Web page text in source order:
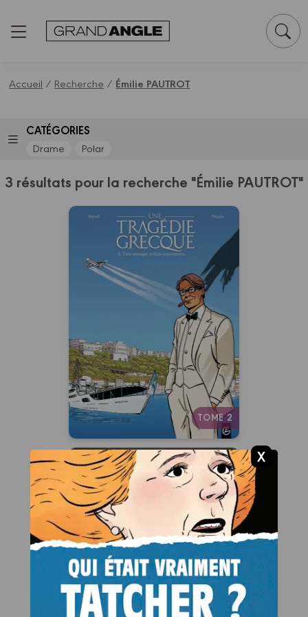
Accueil / Recherche / Émilie PAUTROT
CATÉGORIES
Drame Polar
3 résultats pour la recherche "Émilie PAUTROT"
TOME 2
Une tragédie
grecque
Vol. 02/2
Date de parution :
Autres tomes
Tahya El Djazair
Vol. 02/2
Date de parution :
12/05/2010